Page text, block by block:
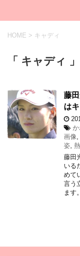
HOME > キャディ
「 キャディ
藤
は
画像
姿
藤田
いる
めて
言う
ます